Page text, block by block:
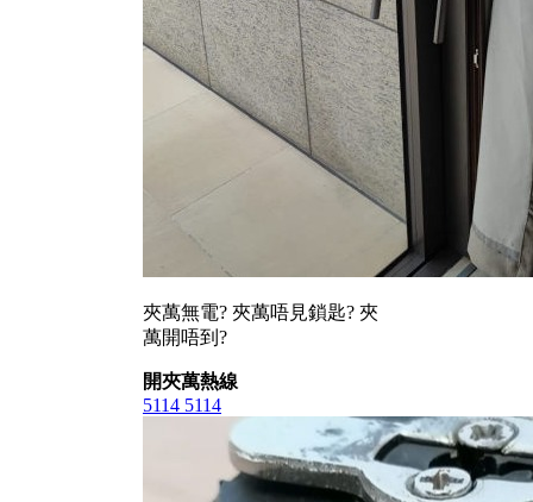
夾萬無電? 夾萬唔見鎖匙? 夾
萬開唔到?
開夾萬熱線
5114 5114